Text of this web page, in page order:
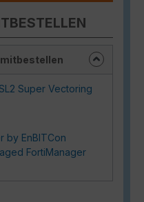
Super Vectoring
by EnBITCon
FortiManager